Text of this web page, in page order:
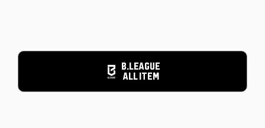
B.LEAGUE
ALL ITEM